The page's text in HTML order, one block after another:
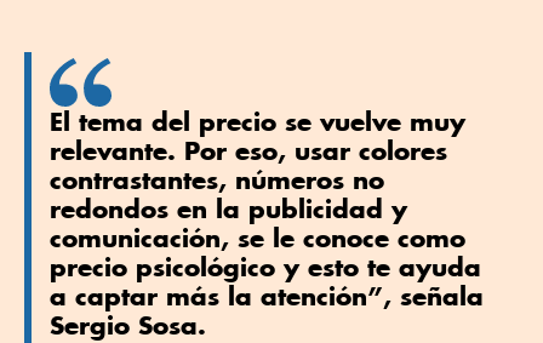
El tema del precio se vuelve muy
relevante. Por eso, usar colores
contrastantes, números no
redondos en la publicidad y
comunicación, se le conoce como
precio psicológico y esto te ayuda
a captar más la atención”, señala
Sergio Sosa.